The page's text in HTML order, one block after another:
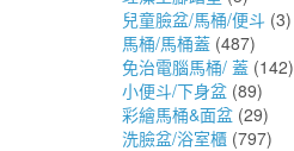
兒童臉盆/馬桶/便斗 (3)
馬桶/馬桶蓋 (487)
免治電腦馬桶/ 蓋 (142)
小便斗/下身盆 (89)
彩繪馬桶&面盆 (29)
洗臉盆/浴室櫃 (797)